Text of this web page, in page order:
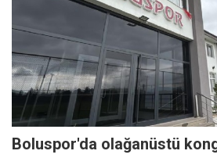
Boluspor'da olağanüstü